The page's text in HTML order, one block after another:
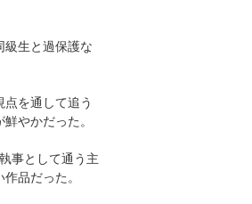
級生と過保護な
を通して追う
やかだった。
事として通う主
品だった。